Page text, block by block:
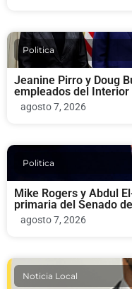
Politica
Jeanine Pirro y Doug
empleados del Interior
agosto 7, 2026
Politica
Mike Rogers y Abdul
primaria del Senado
agosto 7, 2026
Noticia Local